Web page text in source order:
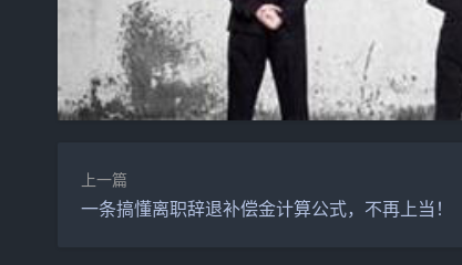
上一篇
一条搞懂离职辞退补偿金计算公式，不再上当！